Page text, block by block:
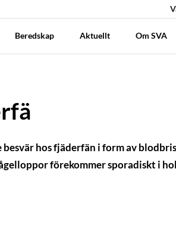
Beredskap Aktuellt Om SVA
hos fjäderfän i form av
förekommer sporadiskt i